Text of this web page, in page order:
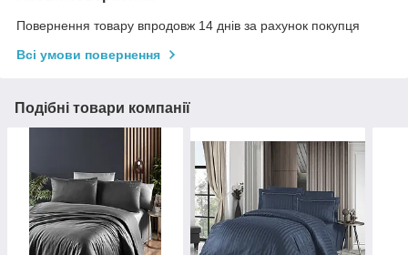
Повернення товару впродовж 14 днів за рахунок покупця
Всі умови повернення
Подібні товари компанії